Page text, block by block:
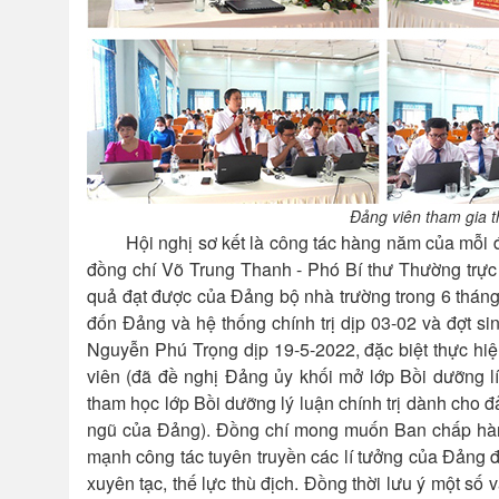
Đảng viên tham gia
Hội nghị sơ kết là công tác hàng năm của mỗi
đồng chí Võ Trung Thanh - Phó Bí thư Thường
quả đạt được của Đảng bộ nhà trường trong 6
đốn Đảng và hệ thống chính trị dịp 03-02 và đợt
Nguyễn Phú Trọng dịp 19-5-2022, đặc biệt thực
viên (đã đề nghị Đảng ủy khối mở lớp Bồi dưỡng
tham học lớp Bồi dưỡng lý luận chính trị dành cho
ngũ của Đảng). Đồng chí mong muốn Ban chấp
mạnh công tác tuyên truyền các lí tưởng của Đảng
xuyên tạc, thế lực thù địch. Đồng thời lưu ý một số